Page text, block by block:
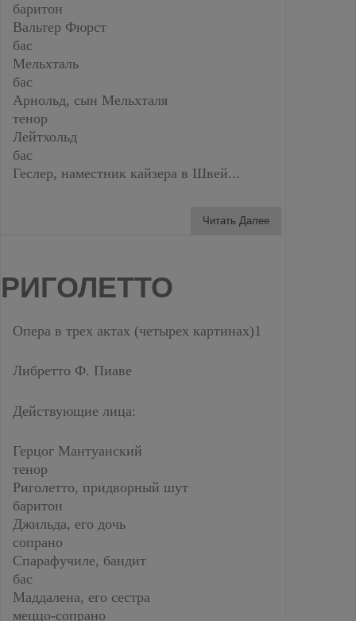
баритон
Вальтер Фюрст
бас
Мельхталь
бас
Арнольд, сын Мельхталя
тенор
Лейтхольд
бас
Геслер, наместник кайзера в Швей...
Читать Далее
РИГОЛЕТТО
Опера в трех актах (четырех картинах)1
Либретто Ф. Пиаве
Действующие лица:
Герцог Мантуанский
тенор
Риголетто, придворный шут
баритон
Джильда, его дочь
сопрано
Спарафучиле, бандит
бас
Маддалена, его сестра
меццо-сопрано